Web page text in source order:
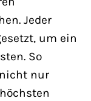
Jeder
um ein
So
nur